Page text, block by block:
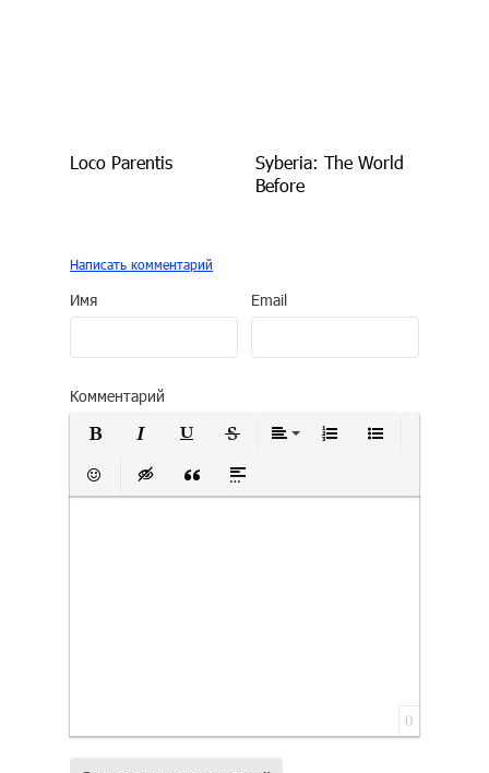
Loco Parentis
Syberia: The World
Before
Написать комментарий
Имя Email
Комментарий
Полужирный
Вставить смайлик
Вставка скрытого текста
Вставка цитаты
Вставка спойлера
0